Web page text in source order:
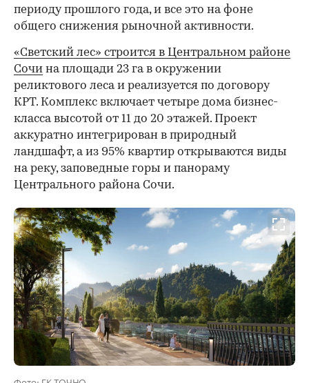
периоду прошлого года, и все это на фоне
общего снижения рыночной активности.
«Светский лес» строится в Центральном районе
Сочи на площади 23 га в окружении
реликтового леса и реализуется по договору
КРТ. Комплекс включает четыре дома бизнес-
класса высотой от 11 до 20 этажей. Проект
аккуратно интегрирован в природный
ландшафт, а из 95% квартир открываются виды
на реку, заповедные горы и панораму
Центрального района Сочи.